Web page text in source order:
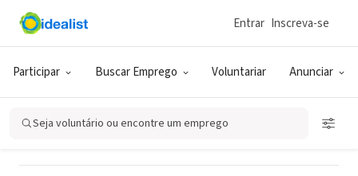
Participar Buscar Emprego Voluntariar Anunciar
Entrar Inscreva-se
Seja voluntário ou encontre um emprego
ONG (SETOR SOCIAL)
Ophelia's Place